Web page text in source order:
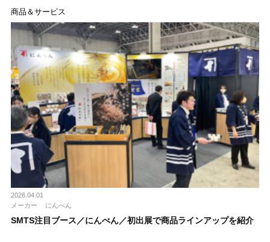
商品＆サービス
2026.04.01
メーカー
にんべん
SMTS注目ブース／にんべん／初出展で商品ラインアップを紹介